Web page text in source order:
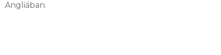
Angliában.